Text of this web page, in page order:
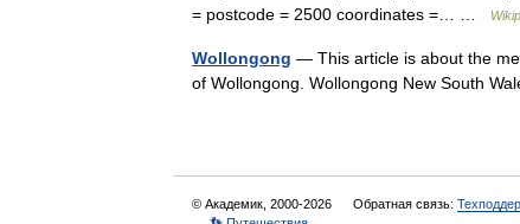
= postcode = 2500 coordinates =… …
Wollongong — This article is about the
of Wollongong. Wollongong New South
© Академик, 2000-2026 Обратная связь: